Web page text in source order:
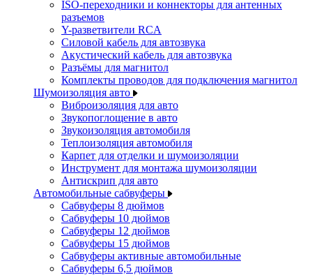
ISO-переходники и коннекторы для антенных
разъемов
Y-разветвители RCA
Силовой кабель для автозвука
Акустический кабель для автозвука
Разъёмы для магнитол
Комплекты проводов для подключения магнитол
Шумоизоляция авто
Виброизоляция для авто
Звукопоглощение в авто
Звукоизоляция автомобиля
Теплоизоляция автомобиля
Карпет для отделки и шумоизоляции
Инструмент для монтажа шумоизоляции
Антискрип для авто
Автомобильные сабвуферы
Сабвуферы 8 дюймов
Сабвуферы 10 дюймов
Сабвуферы 12 дюймов
Сабвуферы 15 дюймов
Сабвуферы активные автомобильные
Сабвуферы 6,5 дюймов